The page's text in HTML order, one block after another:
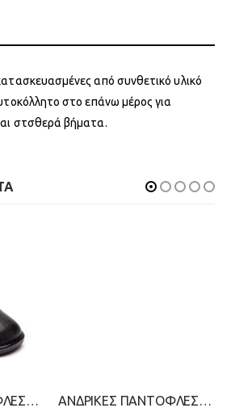
από συνθετικό υλικό
στο επάνω μέρος για
στσθερά βήματα.
ΑΝΔΡΙΚΕΣ ΠΑΝΤΟΦΛΕΣ-ANTRIN-2111-0132-ΜΑΥΡΟ ΑΝΔΡΙΚΕΣ ΠΑΝΤΟΦΛΕΣ-FAME-2211-0082-ΚΑΦΕ